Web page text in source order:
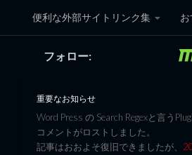
コンテンツへスキップ
便利な外部サイトリンク集
黒翼猫の
フォロー:
重要なお知らせ
Word Press の Search Regexと言う
コメントがロストしました。
記事はおおよそ復旧できましたが、